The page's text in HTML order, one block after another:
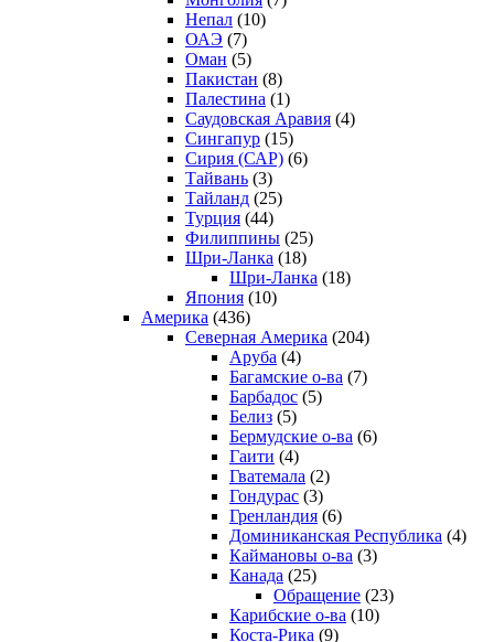
Непал (10)
ОАЭ (7)
Оман (5)
Пакистан (8)
Палестина (1)
Саудовская Аравия (4)
Сингапур (15)
Сирия (САР) (6)
Тайвань (3)
Тайланд (25)
Турция (44)
Филиппины (25)
Шри-Ланка (18)
Шри-Ланка (18)
Япония (10)
Америка (436)
Северная Америка (204)
Аруба (4)
Багамские о-ва (7)
Барбадос (5)
Белиз (5)
Бермудские о-ва (6)
Гаити (4)
Гватемала (2)
Гондурас (3)
Гренландия (6)
Доминиканская Республика (4)
Каймановы о-ва (3)
Канада (25)
Обращение (23)
Карибские о-ва (10)
Коста-Рика (9)